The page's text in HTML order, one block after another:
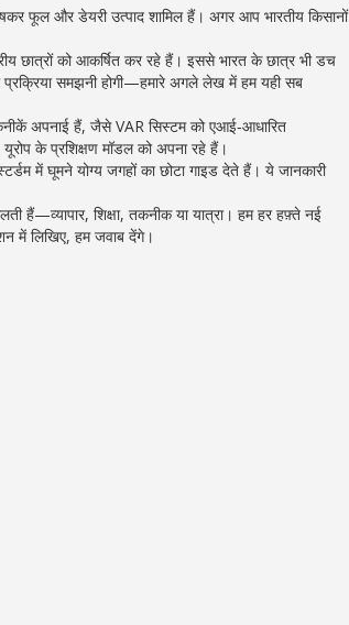
फूल और डेयरी उत्पाद शामिल हैं। अगर आप भारतीय किसानों
छात्रों को आकर्षित कर रहे हैं। इससे भारत के छात्र भी डच
समझनी होगी—हमारे अगले लेख में हम यही सब
अपनाई हैं, जैसे VAR सिस्टम को एआई‑आधारित
के प्रशिक्षण मॉडल को अपना रहे हैं।
में घूमने योग्य जगहों का छोटा गाइड देते हैं। ये जानकारी
हैं—व्यापार, शिक्षा, तकनीक या यात्रा। हम हर हफ़्ते नई
में लिखिए, हम जवाब देंगे।